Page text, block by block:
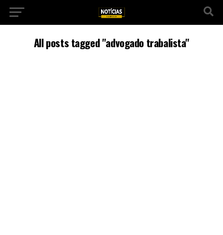
All posts tagged "advogado trabalista"